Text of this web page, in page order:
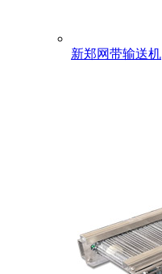
新郑网带输送机